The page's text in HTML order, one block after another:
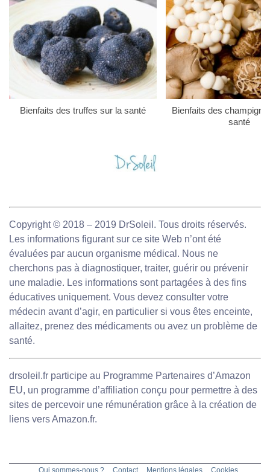
Bienfaits des truffes sur la santé
Bienfaits des
santé
Copyright © 2018 – 2019 DrSoleil. Tous droits réservés.
Les informations figurant sur ce site Web n’ont été
évaluées par aucun organisme médical. Nous ne
cherchons pas à diagnostiquer, traiter, guérir ou prévenir
une maladie. Les informations sont partagées à des fins
éducatives uniquement. Vous devez consulter votre
médecin avant d’agir, en particulier si vous êtes enceinte,
allaitez, prenez des médicaments ou avez un problème de
santé.
drsoleil.fr participe au Programme Partenaires d’Amazon
EU, un programme d’affiliation conçu pour permettre à des
sites de percevoir une rémunération grâce à la création de
liens vers Amazon.fr.